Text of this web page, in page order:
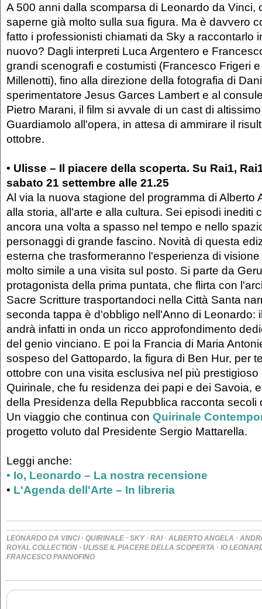
A 500 anni dalla scomparsa di Leonardo da Vinci,
saperne già molto sulla sua figura. Ma è davvero
fatto i professionisti chiamati da Sky a raccontarlo
nuovo? Dagli interpreti Luca Argentero e
grandi scenografi e costumisti (Francesco Frigeri
Millenotti), fino alla direzione della fotografia di
sperimentatore Jesus Garces Lambert e al
Pietro Marani, il film si avvale di un cast di
Guardiamolo all'opera, in attesa di ammirare il
ottobre.
• Ulisse – Il piacere della scoperta. Su Rai1,
sabato 21 settembre alle 21.25
Al via la nuova stagione del programma di Alberto
alla storia, all'arte e alla cultura. Sei episodi inediti
ancora una volta a spasso nel tempo e nello
personaggi di grande fascino. Novità di questa
esterna che trasformeranno l'esperienza di
molto simile a una visita sul posto. Si parte da
protagonista della prima puntata, che flirta con
Sacre Scritture trasportandoci nella Città Santa
seconda tappa è d'obbligo nell'Anno di Leonardo:
andrà infatti in onda un ricco approfondimento
del genio vinciano. E poi la Francia di Maria
sospeso del Gattopardo, la figura di Ben Hur, per
ottobre con una visita esclusiva nel più
Quirinale, che fu residenza dei papi e dei Savoia,
della Presidenza della Repubblica racconta secoli
Un viaggio che continua con Quirinale
progetto voluto dal Presidente Sergio Mattarella.
Leggi anche:
• Io, Leonardo – La nostra recensione
• L'Agenda dell'Arte – In libreria
LEONARDO DA VINCI· QUIRINALE · SKY· RAI· ALBERTO ANGELA ·
ROYAL COLLECTION · ULISSE IL PIACERE DELLA SCOPERTA · IO
FRANCESCO PANNOFINO